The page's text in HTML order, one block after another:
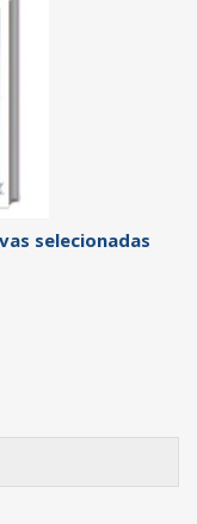
selecionadas